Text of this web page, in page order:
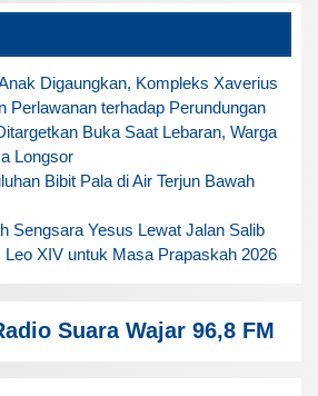
Digaungkan, Kompleks Xaverius
Perlawanan terhadap Perundungan
Buka Saat Lebaran, Warga
Longsor
Bibit Pala di Air Terjun Bawah
Sengsara Yesus Lewat Jalan Salib
Leo XIV untuk Masa Prapaskah 2026
Suara Wajar 96,8 FM